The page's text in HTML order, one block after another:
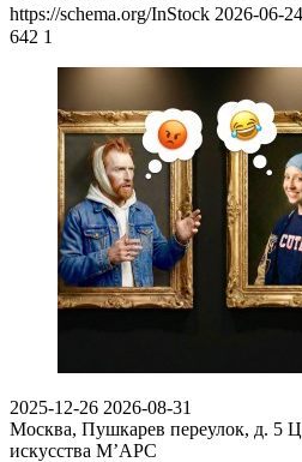
https://schema.org/InStock 2026-06-
642 1
2025-12-26 2026-08-31
Москва, Пушкарев переулок, д. 5
искусства М’АРС